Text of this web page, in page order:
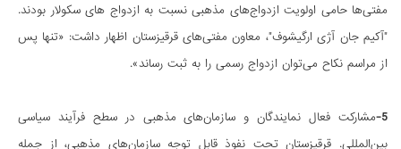
مفتی‌ها حامی اولویت ازدواج‌های مذهبی نسبت به ازدواج های سکولار بودند.
"آکیم جان آژی ارگیشوف"، معاون مفتی‌های قرقیزستان اظهار داشت: «تنها پس
از مراسم نکاح می‌توان ازدواج رسمی را به ثبت رساند».
5- مشارکت فعال نمایندگان و سازمان‌های مذهبی در سطح فرآیند سیاسی
بین‌المللی. قرقیزستان تحت نفوذ قابل توجه سازمان‌های مذهبی، از جمله